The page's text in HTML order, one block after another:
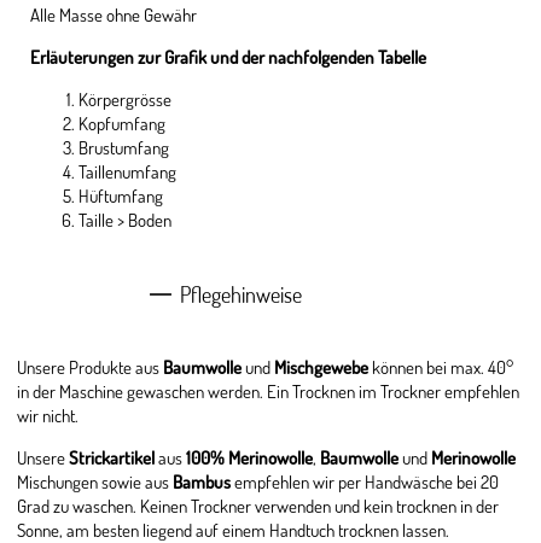
Alle Masse ohne Gewähr
Erläuterungen zur Grafik und der nachfolgenden Tabelle
Körpergrösse
Kopfumfang
Brustumfang
Taillenumfang
Hüftumfang
Taille > Boden
Pflegehinweise
Unsere Produkte aus Baumwolleund Mischgewebe können bei max. 40°
in der Maschine gewaschen werden. Ein Trocknen im Trockner empfehlen
wir nicht.
UnsereStrickartikelaus100% Merinowolle, Baumwolleund Merinowolle
Mischungen sowie aus Bambusempfehlen wir per Handwäsche bei 20
Grad zu waschen. Keinen Trockner verwenden und kein trocknen in der
Sonne, am besten liegend auf einem Handtuch trocknen lassen.